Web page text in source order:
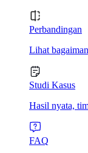
Perbandingan
Lihat
Studi Kasus
Hasil nyata,
FAQ